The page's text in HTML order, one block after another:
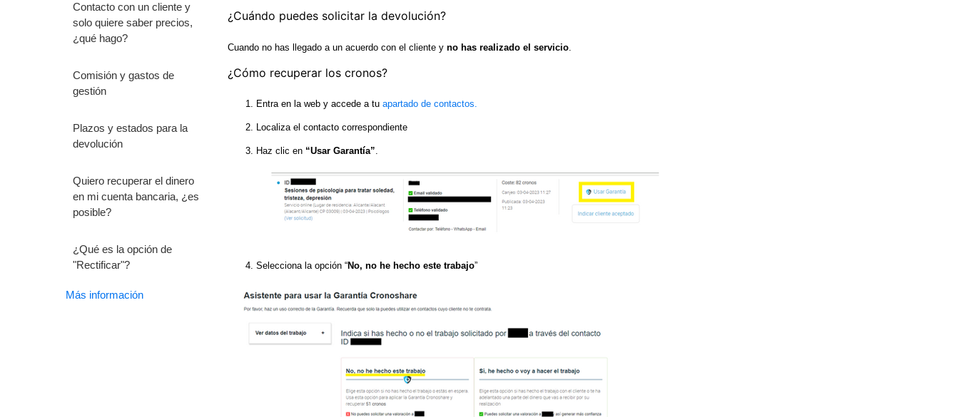
Contacto con un cliente y
solo quiere saber precios,
¿qué hago?
Comisión y gastos de
gestión
Plazos y estados para la
devolución
Quiero recuperar el dinero
en mi cuenta bancaria, ¿es
posible?
¿Qué es la opción de
"Rectificar"?
Más información
¿Cuándo puedes solicitar la devolución?
Cuando no has llegado a un acuerdo con el cliente yno has realizado el servicio
¿Cómo recuperar los cronos?
Entra en la web y accede a tuapartado de contactos.
Localiza el contacto correspondiente
Haz clic en “Usar Garantía”
Selecciona la opción “No, no he hecho este trabajo”